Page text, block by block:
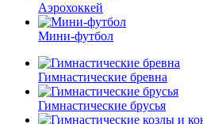
Аэрохоккей
Мини-футбол
Гимнастические бревна
Гимнастические брусья